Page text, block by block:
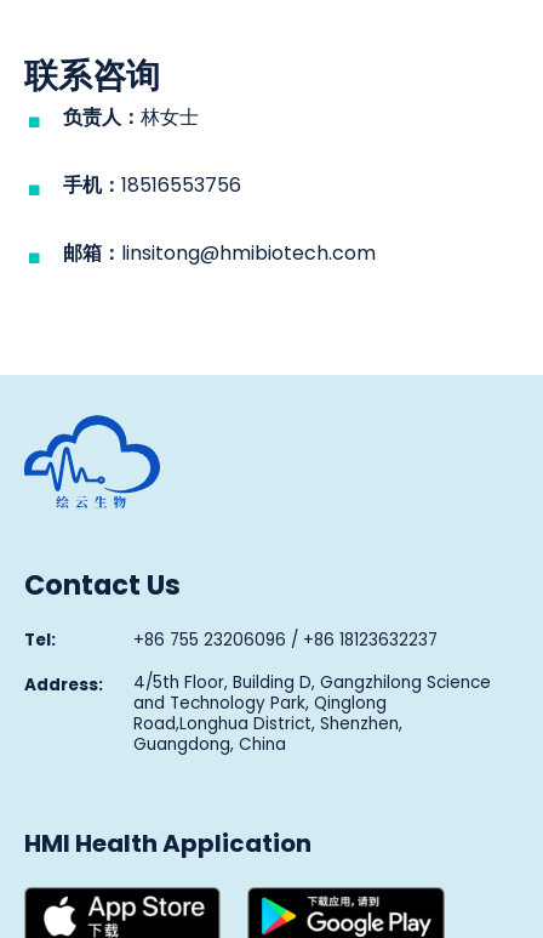
联系咨询
负责人： 林女士
手机： 18516553756
邮箱： linsitong@hmibiotech.com
Human Metabolomics Institute
Contact Us
Tel: +86 755 23206096 / +86 18123632237
Address: 4/5th Floor, Building D, Gangzhilong Science
and Technology Park, Qinglong
Road,Longhua District, Shenzhen,
Guangdong, China
HMI Health Application